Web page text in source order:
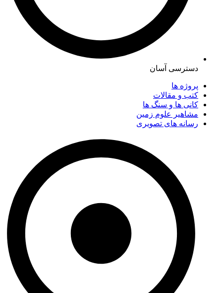
دسترسی آسان
پروژه ها
کتب و مقالات
کانی ها و سنگ ها
مشاهیر علوم زمین
رسانه های تصویری